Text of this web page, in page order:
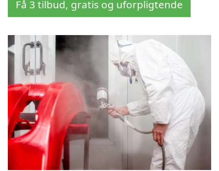
Få 3 tilbud, gratis og uforpligtende